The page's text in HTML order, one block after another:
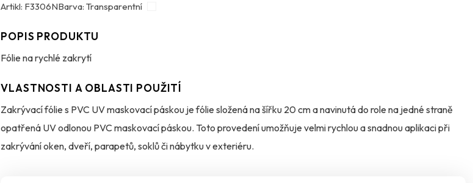
Artikl: F3306NBarva: Transparentní
POPIS PRODUKTU
Fólie na rychlé zakrytí
VLASTNOSTI A OBLASTI POUŽITÍ
Zakrývací fólie s PVC UV maskovací páskou je fólie složená na šířku 20 cm a navinutá do role na jedné straně
opatřená UV odlonou PVC maskovací páskou. Toto provedení umožňuje velmi rychlou a snadnou aplikaci při
zakrývání oken, dveří, parapetů, soklů či nábytku v exteriéru.